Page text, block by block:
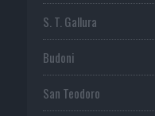
S. T. Gallura
Budoni
San Teodoro